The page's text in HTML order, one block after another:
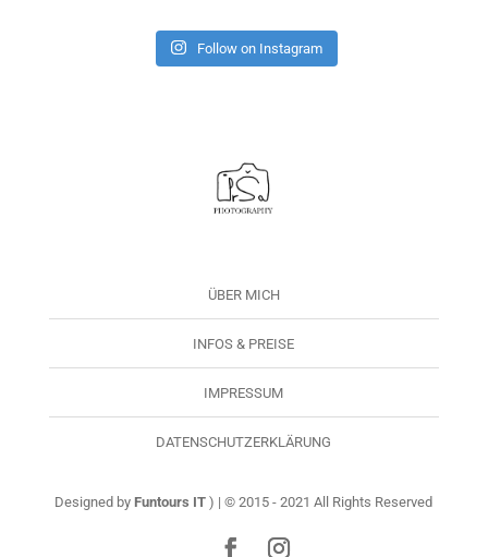
Follow on Instagram
ÜBER MICH
INFOS & PREISE
IMPRESSUM
DATENSCHUTZERKLÄRUNG
Designed byFuntours IT ) | © 2015 - 2021 All Rights Reserved